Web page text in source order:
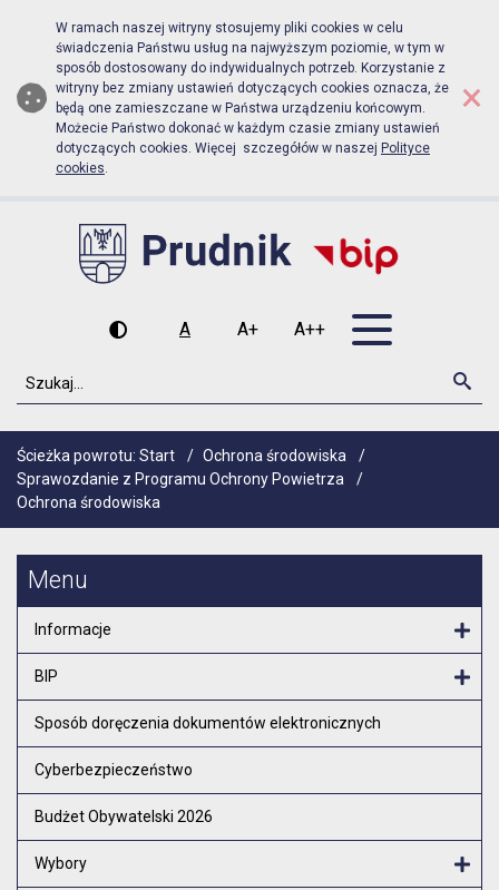
Biuletyn Informacji Publicznej
Przejdź do menu głównego
Przejdź do głównej zawartości
W ramach naszej witryny stosujemy pliki cookies w celu
świadczenia Państwu usług na najwyższym poziomie, w tym w
sposób dostosowany do indywidualnych potrzeb. Korzystanie z
witryny bez zmiany ustawień dotyczących cookies oznacza, że
będą one zamieszczane w Państwa urządzeniu końcowym.
Możecie Państwo dokonać w każdym czasie zmiany ustawień
dotyczących cookies. Więcej szczegółów w naszej Polityce
cookies.
×
Wysoki kontrast
A
Czcionka domyślna
A+
Czcionka średnia
A++
Czcionka duża
Szukaj
Ścieżka powrotu: Start / Ochrona środowiska
/
Sprawozdanie z Programu Ochrony Powietrza
/
Ochrona środowiska
Menu
Informacje
BIP
Sposób doręczenia dokumentów elektronicznych
Cyberbezpieczeństwo
Budżet Obywatelski 2026
Wybory